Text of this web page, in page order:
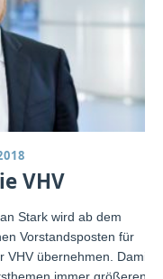
VHV
Stark wird ab dem
Vorstandsposten für
übernehmen. Damit